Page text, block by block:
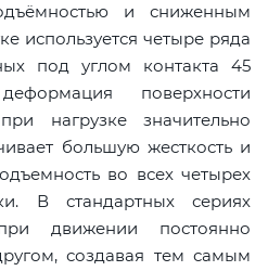
и сниженным
используется четыре ряда
под углом контакта 45
поверхности
нагрузке значительно
большую жесткость и
во всех четырех
В стандартных сериях
движении постоянно
создавая тем самым